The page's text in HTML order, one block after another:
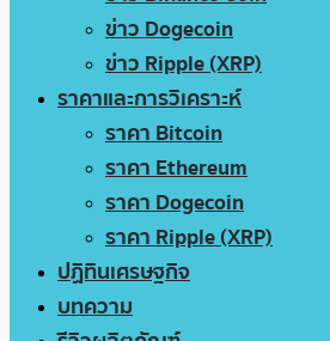
ข่าว Dogecoin
ข่าว Ripple (XRP)
ราคาและการวิเคราะห์
ราคา Bitcoin
ราคา Ethereum
ราคา Dogecoin
ราคา Ripple (XRP)
ปฏิทินเศรษฐกิจ
บทความ